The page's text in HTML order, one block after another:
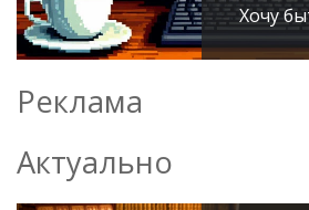
Хочу
Реклама
Актуально